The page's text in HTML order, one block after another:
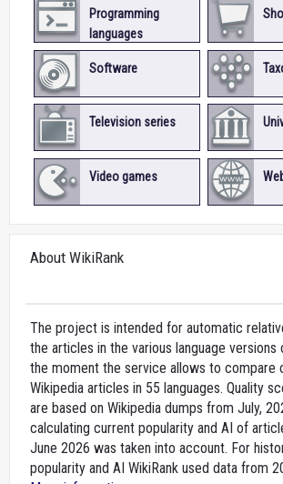
Programming
languages
Software
Television series
Video games
About WikiRank
The project is intended for automatic
the articles in the various language versions
the moment the service allows to compare
Wikipedia articles in 55 languages. Quality
are based on Wikipedia dumps from July,
calculating current popularity and AI of
June 2026 was taken into account. For
popularity and AI WikiRank used data from